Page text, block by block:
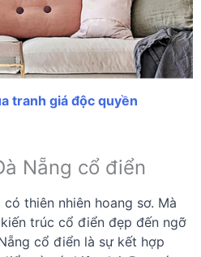
tranh giá độc quyền
Nẵng cổ điển
thiên nhiên hoang sơ. Mà
trúc cổ điển đẹp đến ngỡ
cổ điển là sự kết hợp